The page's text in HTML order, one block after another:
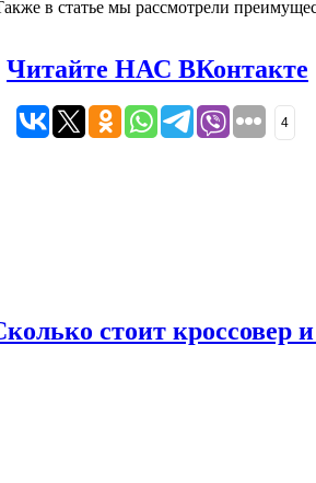
в статье мы рассмотрели
Читайте НАС ВКонтакте
4
стоит кроссовер